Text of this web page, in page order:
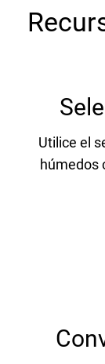
Utilice el
húmedos